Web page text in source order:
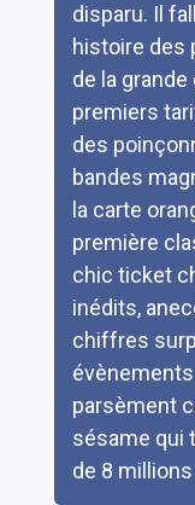
disparu. Il
histoire des
de la
premiers
des
bandes
la carte
première
chic ticket
inédits,
chiffres
parsèment
sésame qui
de 8